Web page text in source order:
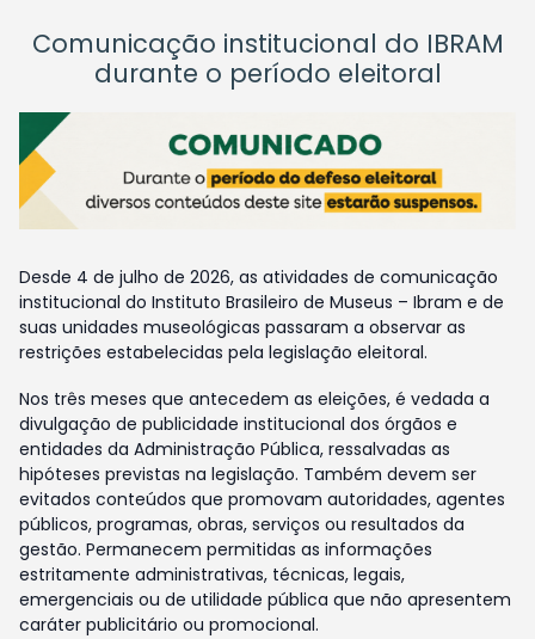
Comunicação institucional do IBRAM
durante o período eleitoral
Desde 4 de julho de 2026, as atividades de comunicação
institucional do Instituto Brasileiro de Museus – Ibram e de
suas unidades museológicas passaram a observar as
restrições estabelecidas pela legislação eleitoral.
Nos três meses que antecedem as eleições, é vedada a
divulgação de publicidade institucional dos órgãos e
entidades da Administração Pública, ressalvadas as
hipóteses previstas na legislação. Também devem ser
evitados conteúdos que promovam autoridades, agentes
públicos, programas, obras, serviços ou resultados da
gestão. Permanecem permitidas as informações
estritamente administrativas, técnicas, legais,
emergenciais ou de utilidade pública que não apresentem
caráter publicitário ou promocional.